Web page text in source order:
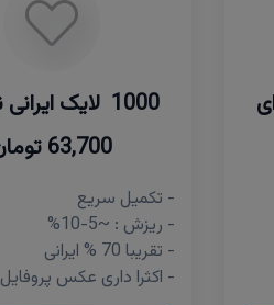
1000 لایک ایرانی نقره ای
63,700 تومان
- تکمیل سریع
- ریزش : ~5-10%
- تقریبا 70 % ایرانی
- اکثرا داری عکس پروفایل